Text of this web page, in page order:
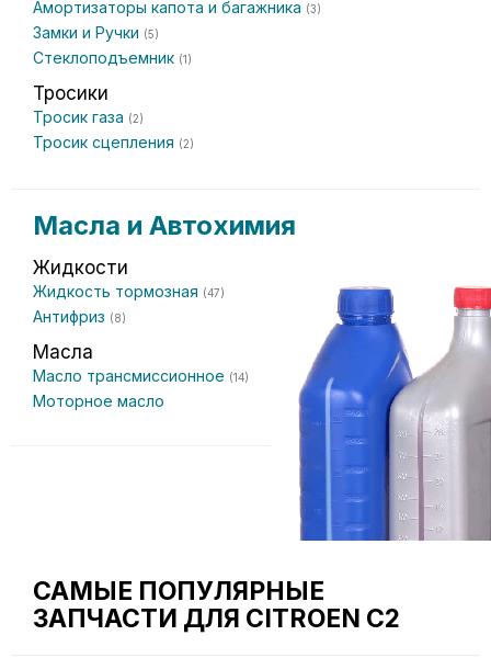
Амортизаторы капота и багажника (3)
Замки и Ручки (5)
Стеклоподъемник (1)
Тросики
Тросик газа (2)
Тросик сцепления (2)
Масла и Автохимия
Жидкости
Жидкость тормозная (47)
Антифриз (8)
Масла
Масло трансмиссионное (14)
Моторное масло
САМЫЕ ПОПУЛЯРНЫЕ
ЗАПЧАСТИ ДЛЯ CITROEN C2